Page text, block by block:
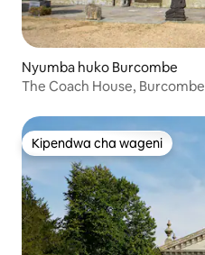
Nyumba huko Burcombe
The Coach House, Burcombe
Kipendwa cha wageni
Kipendwa cha wageni